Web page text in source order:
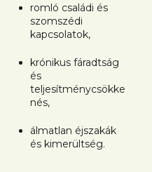
romló családi és
szomszédi
kapcsolatok,
krónikus fáradtság
és
teljesítménycsökke
nés,
álmatlan éjszakák
és kimerültség.